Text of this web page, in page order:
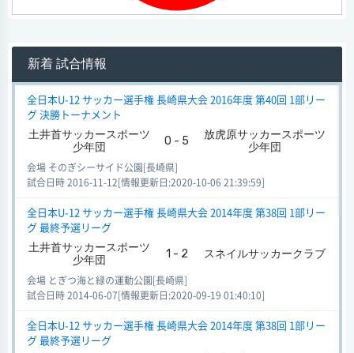
新着 試合情報
全日本U-12 サッカー選手権 長崎県大会 2016年度 第40回 1部リー
グ 決勝トーナメント
土井首サッカースポーツ
少年団
0 - 5
放虎原サッカースポーツ
少年団
会場 そのぎシーサイド公園[長崎県]
試合日時 2016-11-12[情報更新日:2020-10-06 21:39:59]
全日本U-12 サッカー選手権 長崎県大会 2014年度 第38回 1部リー
グ 最終予選リーグ
土井首サッカースポーツ
少年団
1 - 2 スネイルサッカークラブ
会場 とぎつ海と緑の運動公園[長崎県]
試合日時 2014-06-07[情報更新日:2020-09-19 01:40:10]
全日本U-12 サッカー選手権 長崎県大会 2014年度 第38回 1部リー
グ 最終予選リーグ